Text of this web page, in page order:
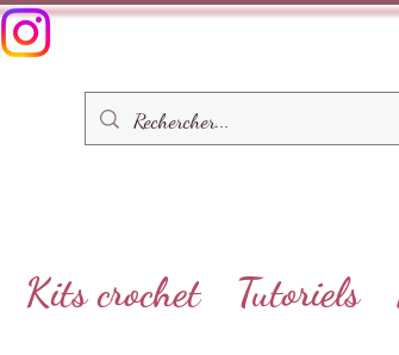
Kits crochet Tutoriels